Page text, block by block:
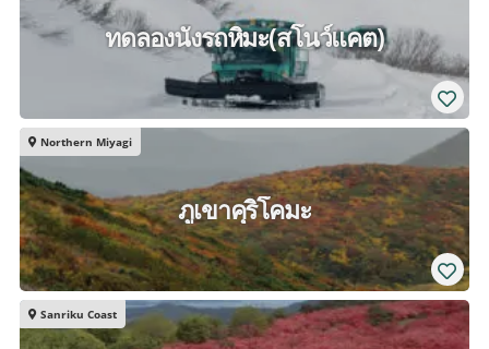
ทดลองนั่งรถหิมะ(สโนว์แคต)
Northern Miyagi
ภูเขาคุริโคมะ
Sanriku Coast